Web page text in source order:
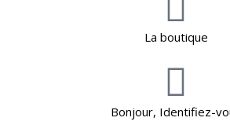
La boutique
Bonjour, Identifiez-